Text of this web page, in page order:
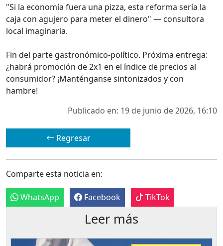
"Si la economía fuera una pizza, esta reforma sería la
caja con agujero para meter el dinero" — consultora
local imaginaria.
Fin del parte gastronómico-político. Próxima entrega:
¿habrá promoción de 2x1 en el índice de precios al
consumidor? ¡Manténganse sintonizados y con
hambre!
Publicado en: 19 de junio de 2026, 16:10
Regresar
Comparte esta noticia en:
WhatsApp Facebook TikTok
Leer más